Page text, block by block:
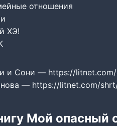
отношения
ХЭ!
и Сони — https://litnet.com/
— https://litnet.com/
Мой опасный